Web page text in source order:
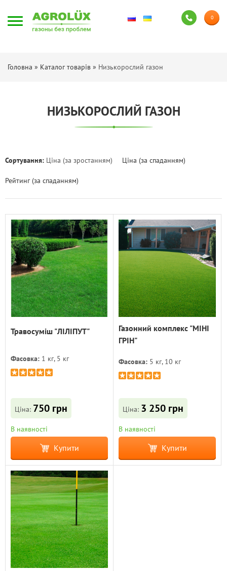
0
Головна » Каталог товарів » Низькорослий газон
НИЗЬКОРОСЛИЙ ГАЗОН
Сортування: Ціна (за зростанням) Ціна (за спаданням)
Рейтинг (за спаданням)
Травосуміш "ЛІЛІПУТ"
Фасовка: 1 кг, 5 кг
Ціна: 750 грн
В наявності
Купити
Газонний комплекс "МІНІ
ГРІН"
Фасовка: 5 кг, 10 кг
Ціна: 3 250 грн
В наявності
Купити